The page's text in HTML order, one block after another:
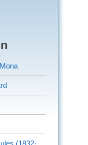
(1832-